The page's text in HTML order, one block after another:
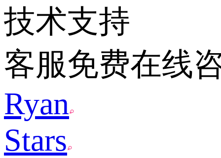
技术支持
客服免费在线
Ryan
Stars